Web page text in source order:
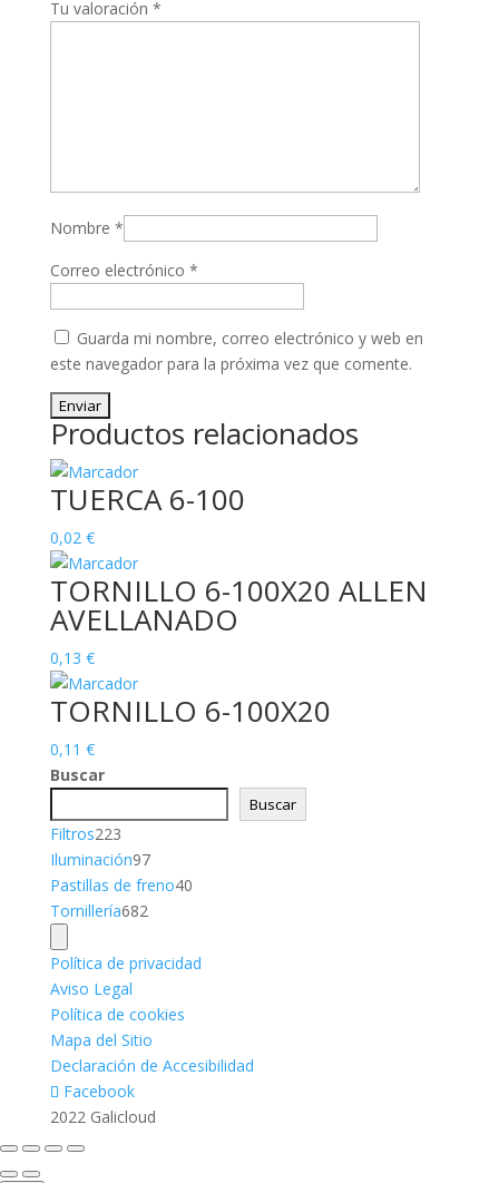
Tu valoración *
Nombre *
Correo electrónico *
Guarda mi nombre, correo electrónico y web en
este navegador para la próxima vez que comente.
Productos relacionados
TUERCA 6-100
0,02 €
TORNILLO 6-100X20 ALLEN
AVELLANADO
0,13 €
TORNILLO 6-100X20
0,11 €
Buscar
Buscar
Filtros223223
productos
Iluminación9797
productos
Pastillas de freno4040
Tornillería682682
Política de privacidad
Aviso Legal
Política de cookies
Mapa del Sitio
Declaración de Accesibilidad
Facebook
2022 Galicloud